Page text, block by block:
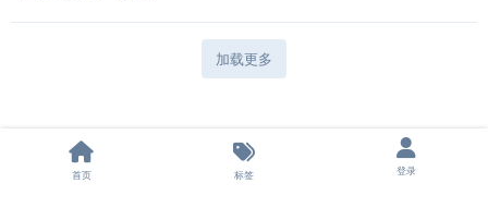
加载更多
首页 标签 登录